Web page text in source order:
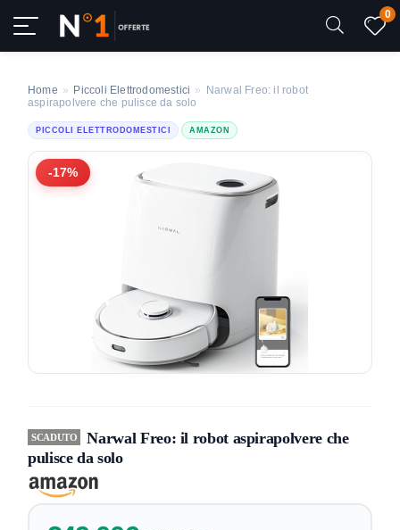
0
Home » Piccoli Elettrodomestici »
Narwal Freo: il robot
aspirapolvere che pulisce da solo
PICCOLI ELETTRODOMESTICI AMAZON
-17%
SCADUTO
Narwal Freo: il robot aspirapolvere che
pulisce da solo